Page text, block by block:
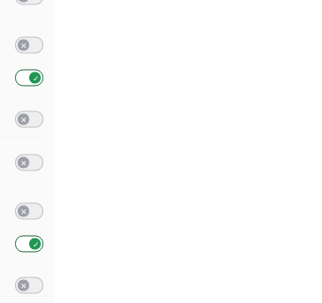
zu Verwendung reduzierter Daten zur Auswahl von Werbeanzeigen
zu Erstellung von Profilen für personalisierte Werbung
zu Verwendung von Profilen zur Auswahl personalisierter Werbung
zu Messung der Werbeleistung
zu Messung der Performance von Inhalten